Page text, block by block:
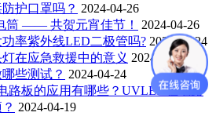
护口罩吗？ 2024-04-26
筒 —— 共贺元宵佳节！
2024-04-26
率紫外线LED二极管吗? 2024-04-24
在应急救援中的意义 2024-04-24
些测试？ 2024-04-24
路板的应用有哪些？UVLED在电路
2024-04-19